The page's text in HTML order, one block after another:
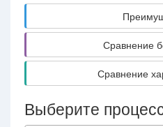
Сравнение
Сравнение
Выберите